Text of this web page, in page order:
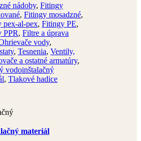
nádoby, Fitingy
, Fitingy mosadzné,
pex-al-pex, Fitingy PE,
PPR, Filtre a úprava
vody,
, Tesnenia, Ventily,
a ostatné armatúry,
vodoinštalačný
, Tlakové hadice
materiál